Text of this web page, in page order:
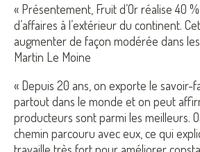
« Présentement, Fruit d’Or réalise 40
d’affaires à l’extérieur du continent.
augmenter de façon modérée dans
Martin Le Moine
« Depuis 20 ans, on exporte le savoir-
partout dans le monde et on peut
producteurs sont parmi les meilleurs.
chemin parcouru avec eux, ce qui